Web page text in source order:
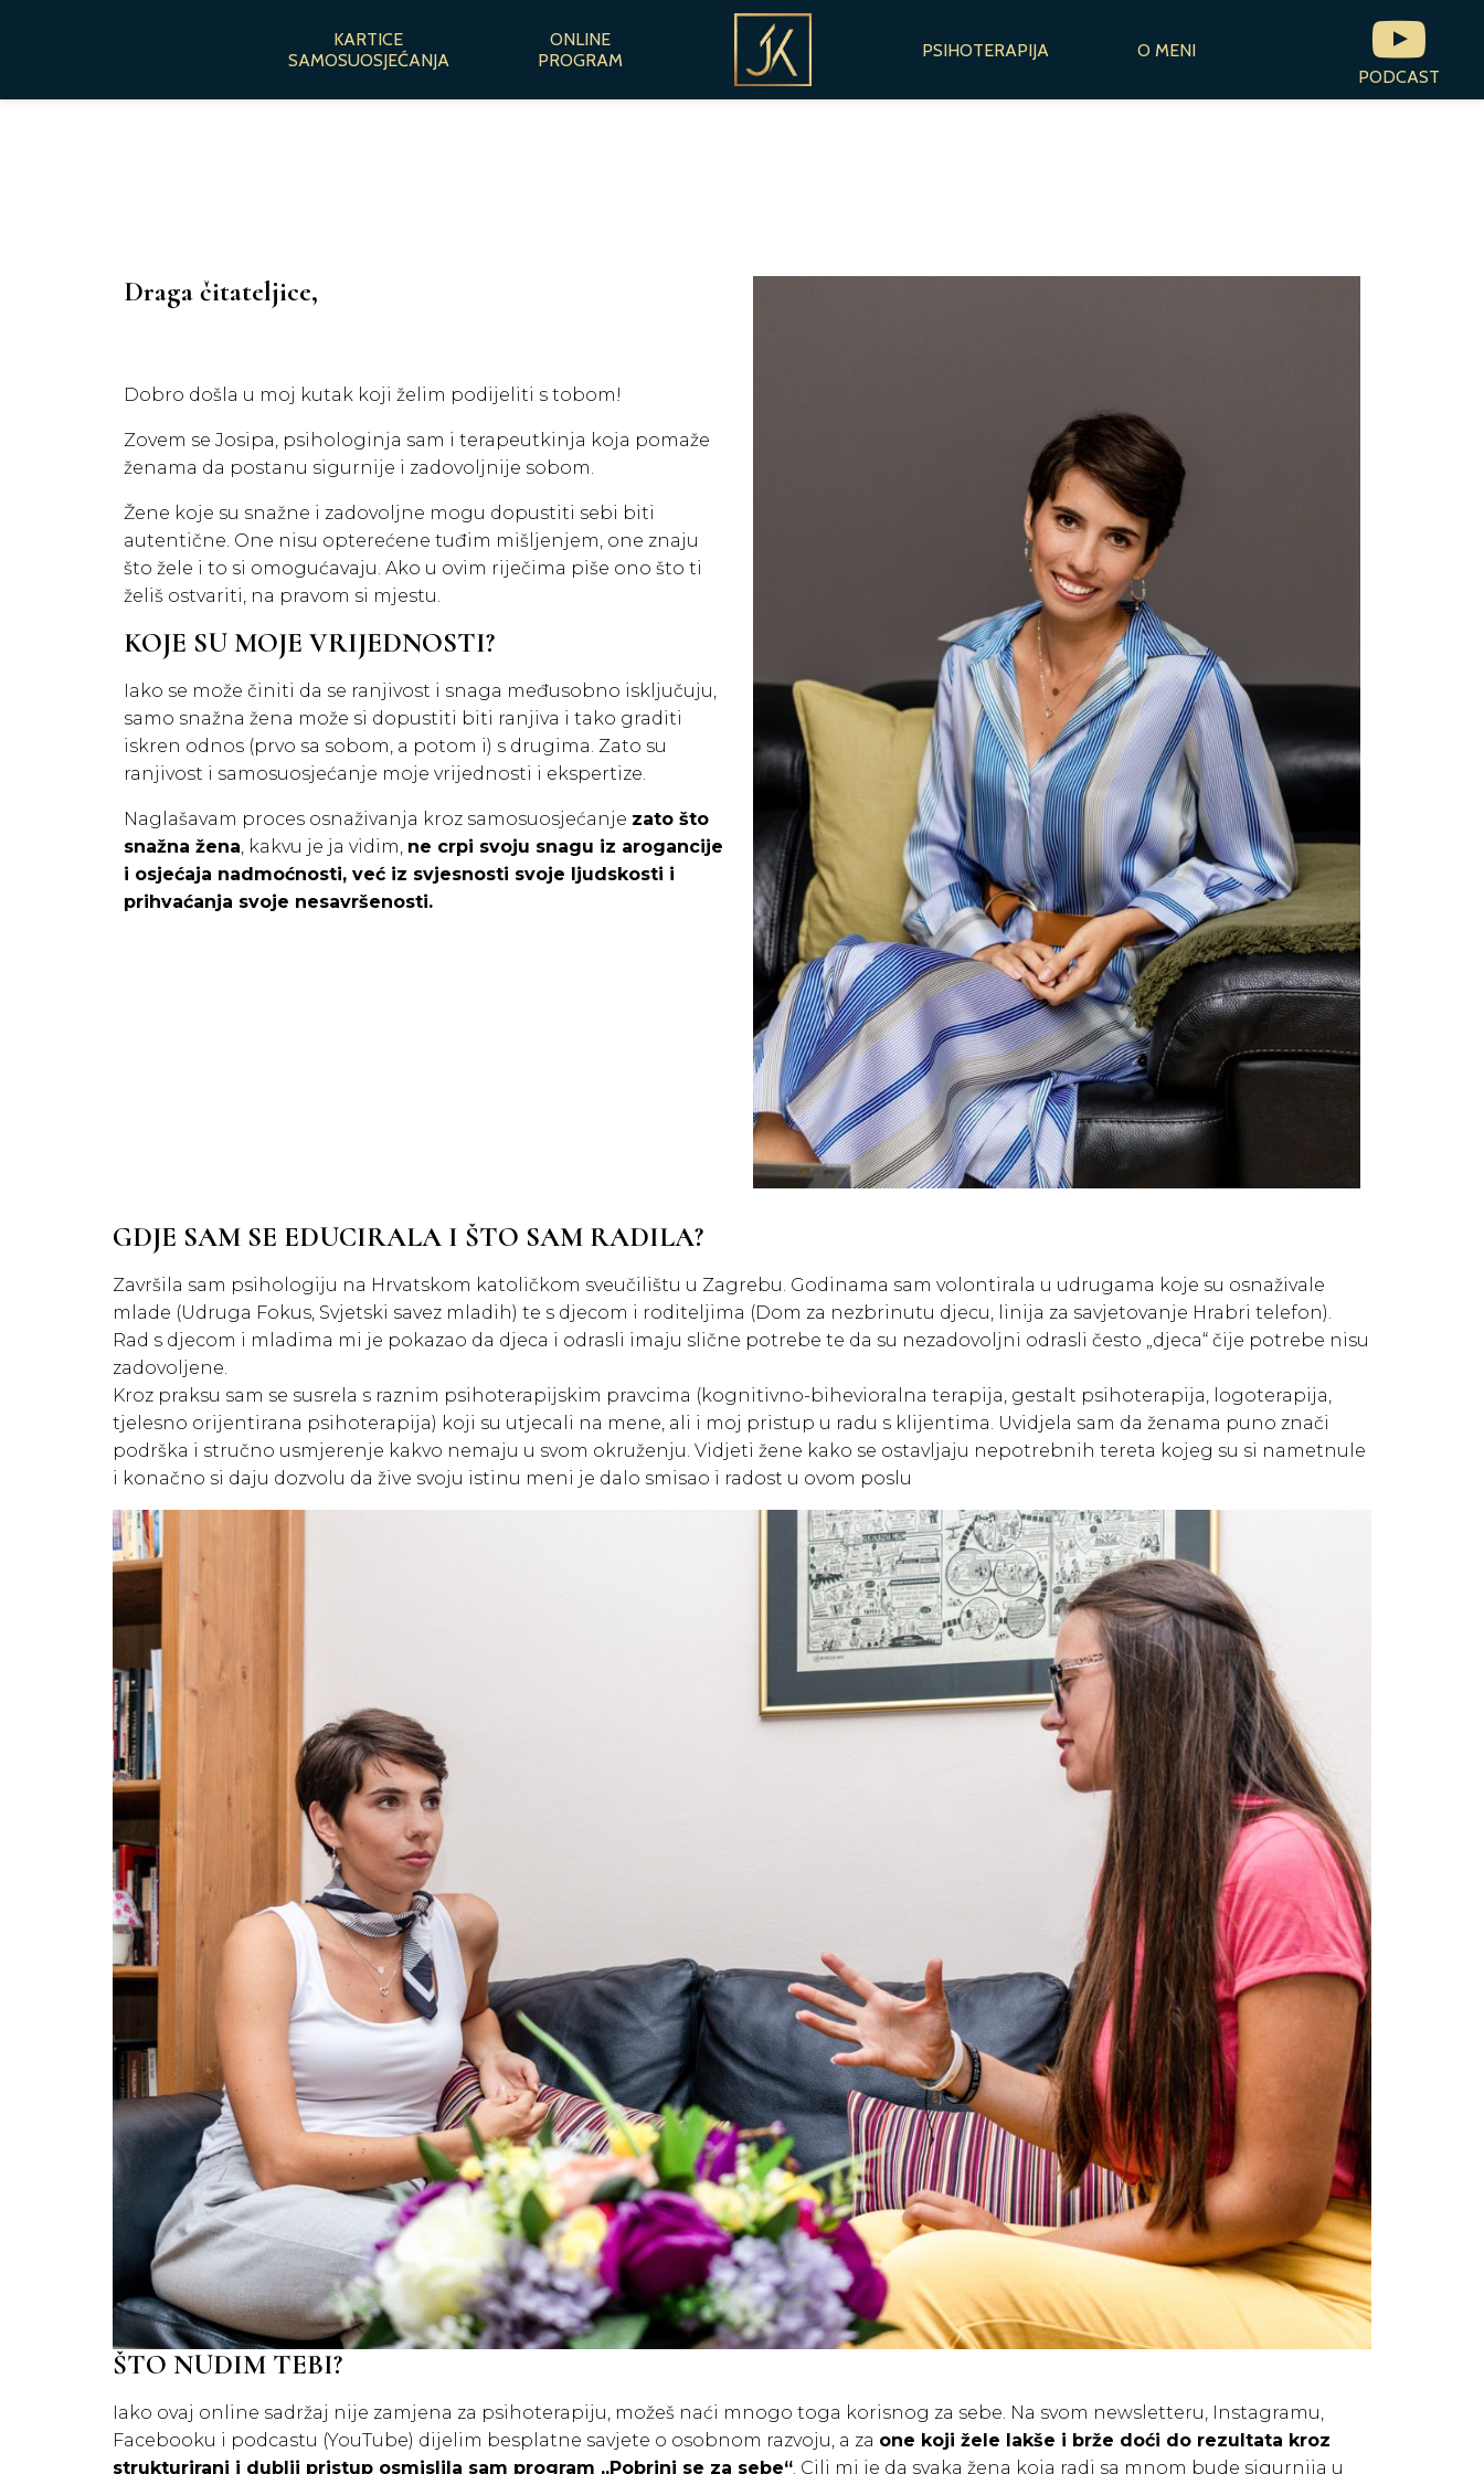
KARTICE
SAMOSUOSJEĆANJA
ONLINE
PROGRAM
PSIHOTERAPIJA
O MENI
PODCAST
Draga čitateljice,
Dobro došla u moj kutak koji želim podijeliti s tobom!
Zovem se Josipa, psihologinja sam i terapeutkinja koja pomaže
ženama da postanu sigurnije i zadovoljnije sobom.
Žene koje su snažne i zadovoljne mogu dopustiti sebi biti
autentične. One nisu opterećene tuđim mišljenjem, one znaju
što žele i to si omogućavaju. Ako u ovim riječima piše ono što ti
želiš ostvariti, na pravom si mjestu.
KOJE SU MOJE VRIJEDNOSTI?
Iako se može činiti da se ranjivost i snaga međusobno isključuju,
samo snažna žena može si dopustiti biti ranjiva i tako graditi
iskren odnos (prvo sa sobom, a potom i) s drugima. Zato su
ranjivost i samosuosjećanje moje vrijednosti i ekspertize.
Naglašavam proces osnaživanja kroz samosuosjećanje zato što
snažna žena, kakvu je ja vidim, ne crpi svoju snagu iz arogancije
i osjećaja nadmoćnosti, već iz svjesnosti svoje ljudskosti i
prihvaćanja svoje nesavršenosti.
GDJE SAM SE EDUCIRALA I ŠTO SAM RADILA?
Završila sam psihologiju na Hrvatskom katoličkom sveučilištu u Zagrebu. Godinama sam volontirala u udrugama koje su osnaživale
mlade (Udruga Fokus, Svjetski savez mladih) te s djecom i roditeljima (Dom za nezbrinutu djecu, linija za savjetovanje Hrabri telefon).
Rad s djecom i mladima mi je pokazao da djeca i odrasli imaju slične potrebe te da su nezadovoljni odrasli često „djeca“ čije potrebe nisu
zadovoljene.
Kroz praksu sam se susrela s raznim psihoterapijskim pravcima (kognitivno-bihevioralna terapija, gestalt psihoterapija, logoterapija,
tjelesno orijentirana psihoterapija) koji su utjecali na mene, ali i moj pristup u radu s klijentima. Uvidjela sam da ženama puno znači
podrška i stručno usmjerenje kakvo nemaju u svom okruženju. Vidjeti žene kako se ostavljaju nepotrebnih tereta kojeg su si nametnule
i konačno si daju dozvolu da žive svoju istinu meni je dalo smisao i radost u ovom poslu
ŠTO NUDIM TEBI?
Iako ovaj online sadržaj nije zamjena za psihoterapiju, možeš naći mnogo toga korisnog za sebe. Na svom newsletteru, Instagramu,
Facebooku i podcastu (YouTube) dijelim besplatne savjete o osobnom razvoju, a za one koji žele lakše i brže doći do rezultata kroz
strukturirani i dublji pristup osmislila sam program „Pobrini se za sebe“ . Cilj mi je da svaka žena koja radi sa mnom bude sigurnija u